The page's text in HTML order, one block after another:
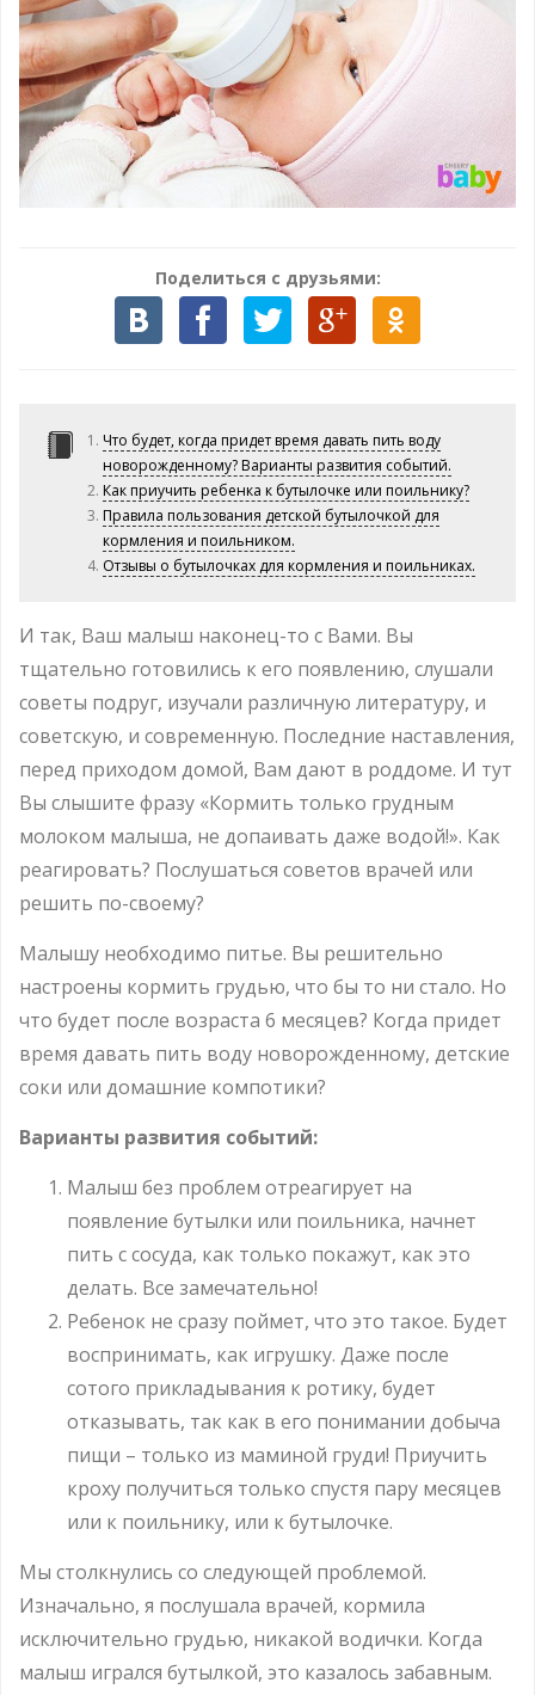
Поделиться с друзьями:
Что будет, когда придет время давать пить воду
новорожденному? Варианты развития событий.
Как приучить ребенка к бутылочке или поильнику?
Правила пользования детской бутылочкой для
кормления и поильником.
Отзывы о бутылочках для кормления и поильниках.
И так, Ваш малыш наконец-то с Вами. Вы
тщательно готовились к его появлению, слушали
советы подруг, изучали различную литературу, и
советскую, и современную. Последние наставления,
перед приходом домой, Вам дают в роддоме. И тут
Вы слышите фразу «Кормить только грудным
молоком малыша, не допаивать даже водой!». Как
реагировать? Послушаться советов врачей или
решить по-своему?
Малышу необходимо питье. Вы решительно
настроены кормить грудью, что бы то ни стало. Но
что будет после возраста 6 месяцев? Когда придет
время давать пить воду новорожденному, детские
соки или домашние компотики?
Варианты развития событий:
Малыш без проблем отреагирует на
появление бутылки или поильника, начнет
пить с сосуда, как только покажут, как это
делать. Все замечательно!
Ребенок не сразу поймет, что это такое. Будет
воспринимать, как игрушку. Даже после
сотого прикладывания к ротику, будет
отказывать, так как в его понимании добыча
пищи – только из маминой груди! Приучить
кроху получиться только спустя пару месяцев
или к поильнику, или к бутылочке.
Мы столкнулись со следующей проблемой.
Изначально, я послушала врачей, кормила
исключительно грудью, никакой водички. Когда
малыш игрался бутылкой, это казалось забавным.